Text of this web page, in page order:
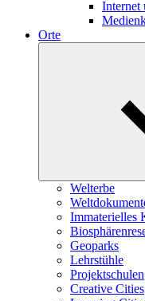
Internet
Orte
Welterbe
Immaterielles
Geoparks
Lehrstühle
Projektschulen
Creative Cities